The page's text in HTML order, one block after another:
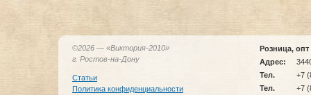
©2026 — «Виктория-2010»
г. Ростов-на-Дону
Статьи
Политика конфиденциальности
Розница,
Адрес:
Тел.
+7
Тел.
+7